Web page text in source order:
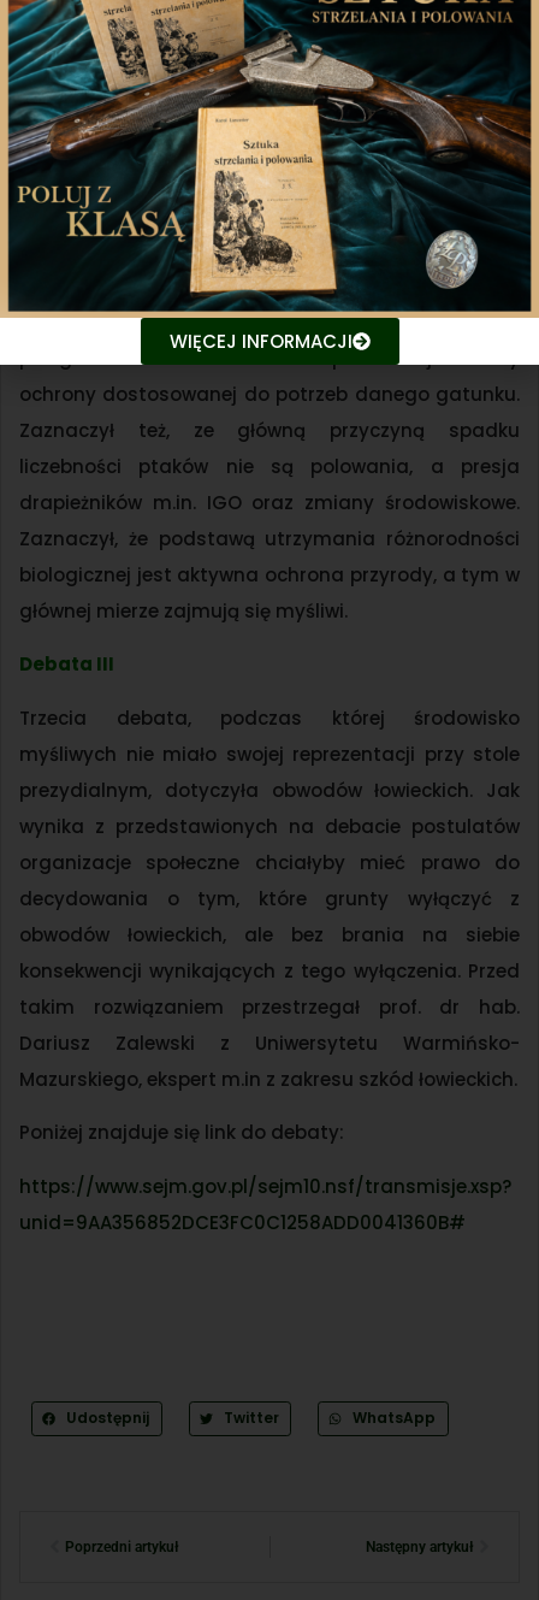
Druga debata dotyczyła propozycji zmian koalicji
„Niech żyją” w liście zwierząt łownych, ze szczególnym
uwzględnieniem wykluczenia z listy 13 gatunków
ptaków łownych. Prof. dr hab. Dariusz J. Gwiazdowicz,
który reprezentował Polski Związek Łowiecki podczas
tej debaty podkreślał, że celem wprowadzanych
zmian nie powinno być przesuwanie danego
gatunku z listy łownych na chronione, ale skuteczna
ochrona przyrody. Według prof. Gwiazdowicza
polega ona na znalezieniu odpowiedniej metody
ochrony dostosowanej do potrzeb danego gatunku.
Zaznaczył też, ze główną przyczyną spadku
liczebności ptaków nie są polowania, a presja
drapieżników m.in. IGO oraz zmiany środowiskowe.
Zaznaczył, że podstawą utrzymania różnorodności
biologicznej jest aktywna ochrona przyrody, a tym w
głównej mierze zajmują się myśliwi.
Debata III
Trzecia debata, podczas której środowisko
myśliwych nie miało swojej reprezentacji przy stole
prezydialnym, dotyczyła obwodów łowieckich. Jak
wynika z przedstawionych na debacie postulatów
organizacje społeczne chciałyby mieć prawo do
decydowania o tym, które grunty wyłączyć z
obwodów łowieckich, ale bez brania na siebie
konsekwencji wynikających z tego wyłączenia. Przed
takim rozwiązaniem przestrzegał prof. dr hab.
Dariusz Zalewski z Uniwersytetu Warmińsko-
Mazurskiego, ekspert m.in z zakresu szkód łowieckich.
Poniżej znajduje się link do debaty:
https://www.sejm.gov.pl/sejm10.nsf/transmisje.xsp?
unid=9AA356852DCE3FC0C1258ADD0041360B#
Udostępnij Twitter WhatsApp
Poprzedni artykuł Następny artykuł
WIĘCEJ INFORMACJI